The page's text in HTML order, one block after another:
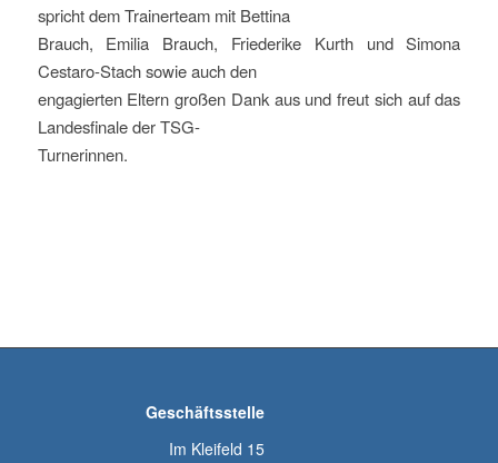
spricht dem Trainerteam mit Bettina
Brauch, Emilia Brauch, Friederike Kurth und Simona
Cestaro-Stach sowie auch den
engagierten Eltern großen Dank aus und freut sich auf das
Landesfinale der TSG-
Turnerinnen.
Geschäftsstelle
Im Kleifeld 15